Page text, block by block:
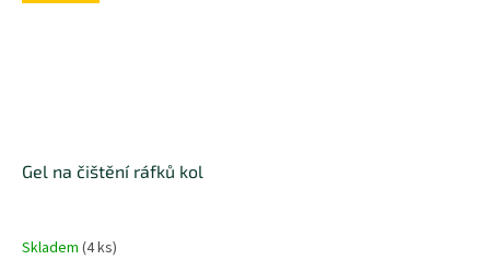
Gel na čištění ráfků kol
Skladem (4 ks)